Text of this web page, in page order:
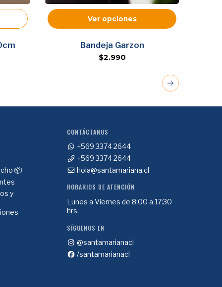
Ver opciones
Bandeja Garzon
$2.990
📦
y
CONTÁCTANOS
+569 3374 2644
+569 3374 2644
hola@santamariana.cl
HORARIOS DE ATENCIÓN
Lunes a Viernes de 8:00 a 17:30
hrs.
SÍGUENOS EN
@santamarianacl
/santamarianacl